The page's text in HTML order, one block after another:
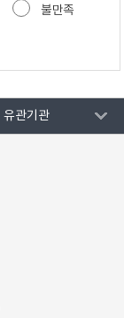
불만족
유관기관